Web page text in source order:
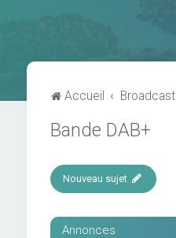
Accueil Broadcast
Bande DAB+
Nouveau sujet
Annonces